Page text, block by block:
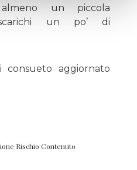
un piccola
un po’ di
consueto aggiornato
Rischio Contenuto